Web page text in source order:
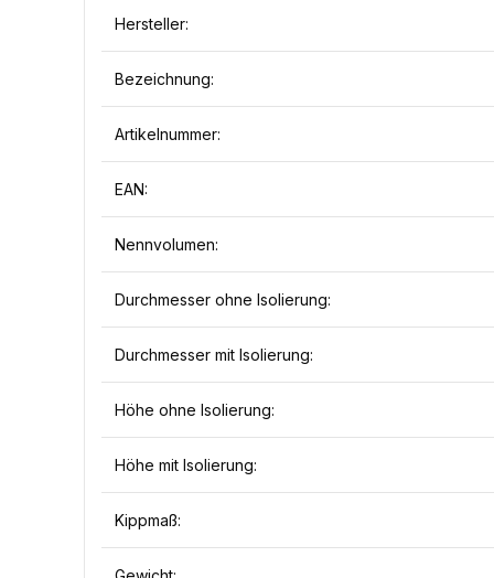
Hersteller:
Bezeichnung:
Artikelnummer:
EAN:
Nennvolumen:
Durchmesser ohne Isolierung:
Durchmesser mit Isolierung:
Höhe ohne Isolierung:
Höhe mit Isolierung:
Kippmaß: